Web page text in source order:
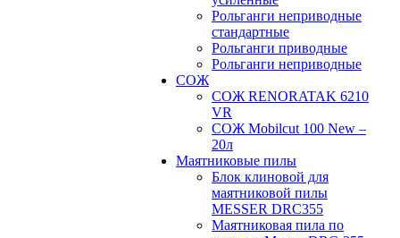
Рольганги неприводные
стандартные
Рольганги приводные
Рольганги неприводные
СОЖ
СОЖ RENORATAK 6210
VR
СОЖ Mobilcut 100 New –
20л
Маятниковые пилы
Блок клиновой для
маятниковой пилы
MESSER DRC355
Маятниковая пила по